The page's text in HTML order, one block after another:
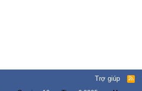
Trợ giúp
R